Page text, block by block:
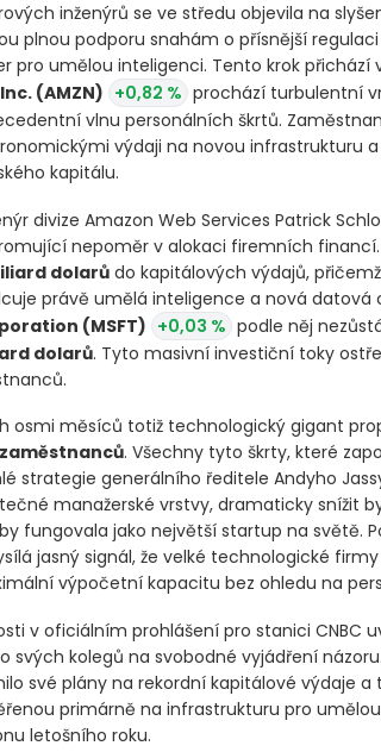
inženýrů se ve středu objevila na
plnou podporu snahám o přísnější
pro umělou inteligenci. Tento krok přichází
(AMZN) +0,82 % prochází turbulentní
vlnu personálních škrtů.
výdaji na novou infrastrukturu
kapitálu.
divize Amazon Web Services Patrick
nepoměr v alokaci firemních
dolarůdo kapitálových výdajů,
právě umělá inteligence a nová datová
(MSFT) +0,03 % podle něj
dolarů. Tyto masivní investiční toky
osmi měsíců totiž technologický gigant
. Všechny tyto škrty, které
strategie generálního ředitele Andyho
manažerské vrstvy, dramaticky snížit
fungovala jako největší startup na světě.
jasný signál, že velké technologické
výpočetní kapacitu bez ohledu na
v oficiálním prohlášení pro stanici CNBC
svých kolegů na svobodné vyjádření
své plány na rekordní kapitálové výdaje
primárně na infrastrukturu pro
letošního roku.